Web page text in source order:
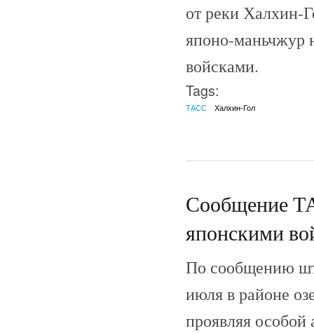
от реки Халхин-
японо-маньчжур
войсками.
Tags:
ТАСС Халхин-Гол
Сообщение
японскими
По сообщению
июля в районе
проявляя